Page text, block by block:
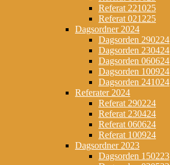
Referat 221025
Referat 021225
Dagsordner 2024
Dagsorden 290224
Dagsorden 230424
Dagsorden 060624
Dagsorden 100924
Dagsorden 241024
Referater 2024
Referat 290224
Referat 230424
Referat 060624
Referat 100924
Dagsordner 2023
Dagsorden 150223